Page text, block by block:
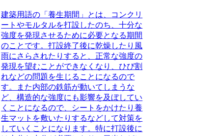
建築用語の「養生期間」とは、
コンクリ
ートやモルタルを打設したのち、十分な
強度を発現させるために必要となる期間
のことです。打設終了後に乾燥したり風
雨にさらされたりすると、 正常な強度の
発現を望むことができなくなり、ひび割
れなどの問題を生じることになるので
す。また内部の鉄筋が動いてしまうな
ど、構造的な強度にも影響を及ぼしてい
くことになるので、シートをかけたり養
生マットを敷いたりするなどして対策を
していくことになります。特に打設後に